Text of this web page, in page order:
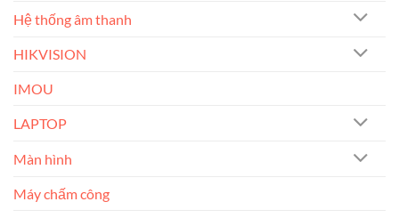
Hệ thống âm thanh
HIKVISION
IMOU
LAPTOP
Màn hình
Máy chấm công